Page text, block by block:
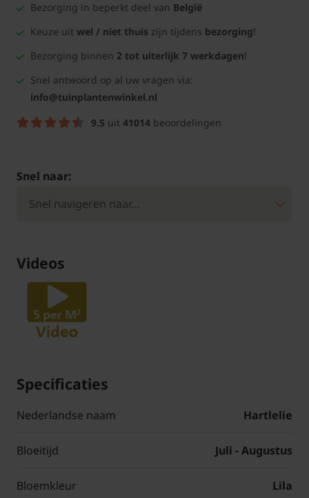
Bezorging in beperkt deel van België
Keuze uit wel / niet thuis zijn tijdens bezorging!
Bezorging binnen 2 tot uiterlijk 7 werkdagen!
Snel antwoord op al uw vragen via:
info@tuinplantenwinkel.nl
9.5 uit 41014 beoordelingen
Snel naar:
Videos
Specificaties
Nederlandse naam Hartlelie
Bloeitijd Juli - Augustus
Bloemkleur Lila